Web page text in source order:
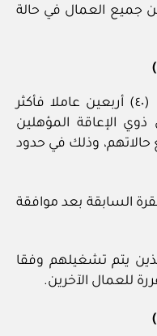
جميع العمال في حالة
يلتزم صاحب العمل الذي يشغل (٤٠) أربعين عاملا فأكثر
الإعاقة المؤهلين
حالاتهم، وذلك في حدود
السابقة بعد موافقة
يتم تشغيلهم وفقا
للعمال الآخرين.